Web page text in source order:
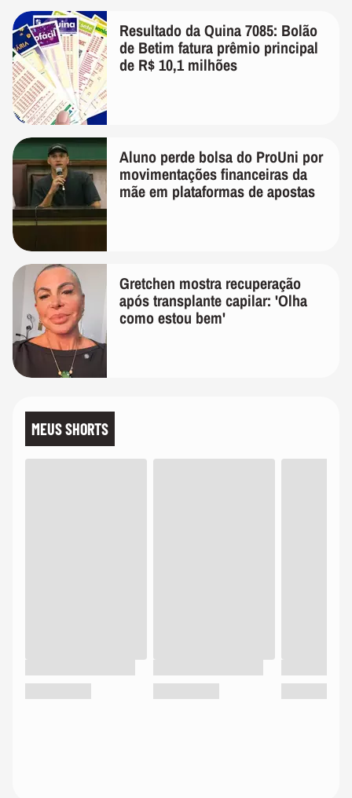
Resultado da Quina 7085: Bolão
de Betim fatura prêmio principal
de R$ 10,1 milhões
Aluno perde bolsa do ProUni por
movimentações financeiras da
mãe em plataformas de apostas
Gretchen mostra recuperação
após transplante capilar: 'Olha
como estou bem'
MEUS SHORTS